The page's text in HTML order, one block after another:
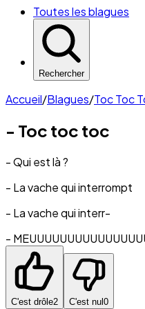
Toutes les blagues
Rechercher
Accueil/Blagues/Toc Toc
- Toc toc toc
- Qui est là ?
- La vache qui interrompt
- La vache qui interr-
-
C'est drôle2 C'est nul 0